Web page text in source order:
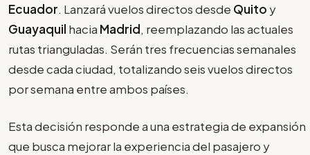
Ecuador. Lanzará vuelos directos desde Quito y
Guayaquil hacia Madrid, reemplazando las actuales
rutas trianguladas. Serán tres frecuencias semanales
desde cada ciudad, totalizando seis vuelos directos
por semana entre ambos países.
Esta decisión responde a una estrategia de expansión
que busca mejorar la experiencia del pasajero y